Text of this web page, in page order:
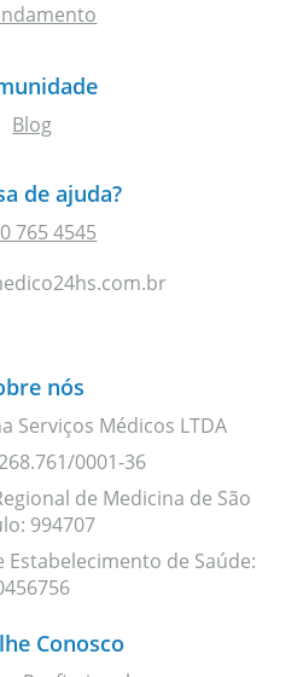
Blog
de ajuda?
765 4545
nós
Serviços Médicos LTDA
0001-36
de Medicina de São
994707
Estabelecimento de Saúde:
Conosco